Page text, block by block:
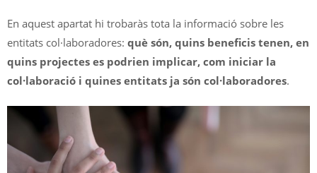
En aquest apartat hi trobaràs tota la informació sobre les
entitats col·laboradores: què són, quins beneficis tenen, en
quins projectes es podrien implicar, com iniciar la
col·laboració i quines entitats ja són col·laboradores.